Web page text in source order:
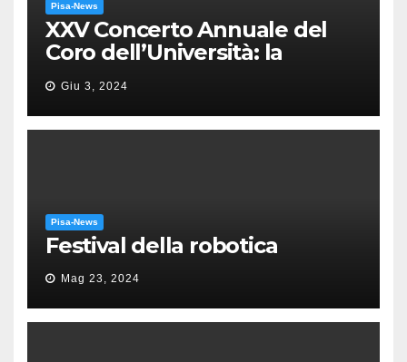
Pisa-News
XXV Concerto Annuale del
Coro dell’Università: la
“Messa in gloria” di Giacomo
Puccini
Giu 3, 2024
Pisa-News
Festival della robotica
Mag 23, 2024